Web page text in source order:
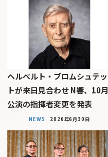
ヘルベルト・ブロムシュテッ
トが来日見合わせ N響、10月
公演の指揮者変更を発表
NEWS 2026年6月30日